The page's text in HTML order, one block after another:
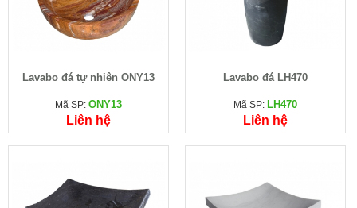
Lavabo đá tự nhiên ONY13
Mã SP: ONY13
Liên hệ
Lavabo đá LH470
Mã SP: LH470
Liên hệ